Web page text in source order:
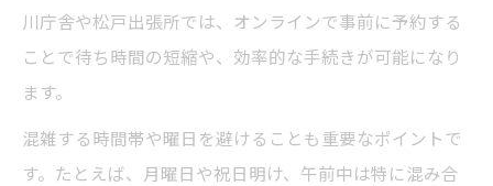
川庁舎や松戸出張所では、オンラインで事前に予約する
ことで待ち時間の短縮や、効率的な手続きが可能になり
ます。
混雑する時間帯や曜日を避けることも重要なポイントで
す。たとえば、月曜日や祝日明け、午前中は特に混み合